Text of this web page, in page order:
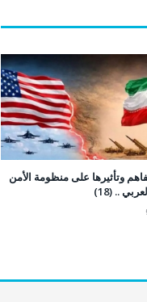
وتأثيرها على منظومة الأمن
.. (18)